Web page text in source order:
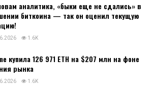
аналитика, «быки еще не сдались» в
биткоина — так он оценил текущую
1.6K
купила 126 971 ETH на $207 млн на фоне
рынка
1.6K